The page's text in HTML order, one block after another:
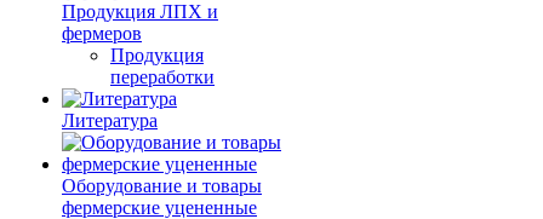
Продукция ЛПХ и
фермеров
Продукция
переработки
Литература
Оборудование и товары
фермерские уцененные